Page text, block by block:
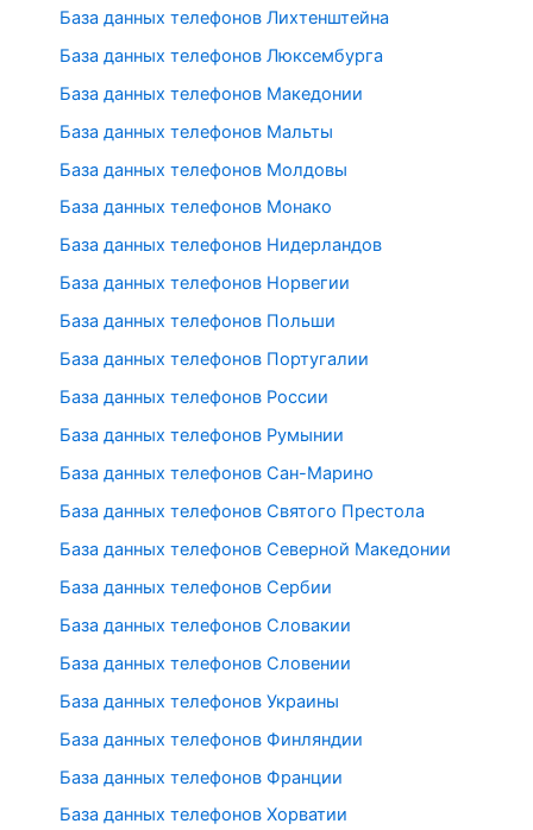
База данных телефонов Лихтенштейна
База данных телефонов Люксембурга
База данных телефонов Македонии
База данных телефонов Мальты
База данных телефонов Молдовы
База данных телефонов Монако
База данных телефонов Нидерландов
База данных телефонов Норвегии
База данных телефонов Польши
База данных телефонов Португалии
База данных телефонов России
База данных телефонов Румынии
База данных телефонов Сан-Марино
База данных телефонов Святого Престола
База данных телефонов Северной Македонии
База данных телефонов Сербии
База данных телефонов Словакии
База данных телефонов Словении
База данных телефонов Украины
База данных телефонов Финляндии
База данных телефонов Франции
База данных телефонов Хорватии